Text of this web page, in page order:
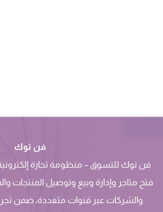
فن توك
فن توك للتسوق – منظومة تجارة
فتح متاجر وإدارة وبيع وتوصيل المنتجات
والشركات عبر قنوات متعددة، ضمن